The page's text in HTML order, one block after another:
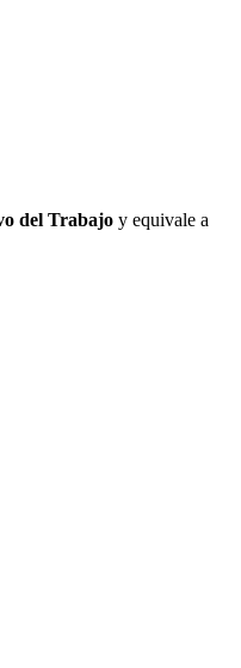
del Trabajo y equivale a